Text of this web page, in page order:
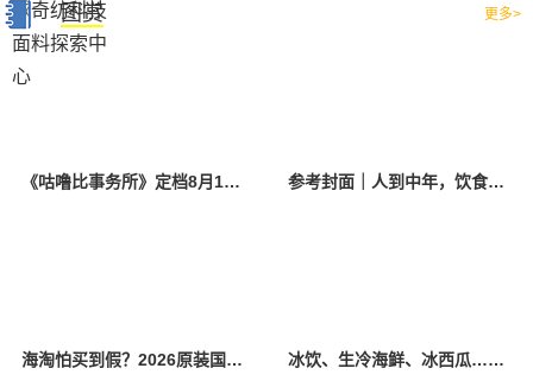
图赏 更多>
《咕噜比事务所》定档8月10日 聚焦儿童情绪教育助力健康成长 参考封面｜人到中年，饮食该如何调整？
海淘怕买到假？2026原装国产羊奶粉靠谱的正规品牌有哪些？ 冰饮、生冷海鲜、冰西瓜……泉州人夏季“标配”饮食极易引发胃肠炎